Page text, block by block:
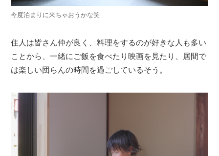
今度泊まりに来ちゃおうかな笑
住人は皆さん仲が良く、料理をするのが好きな人も多い
ことから、一緒にご飯を食べたり映画を見たり、居間で
は楽しい団らんの時間を過ごしているそう。